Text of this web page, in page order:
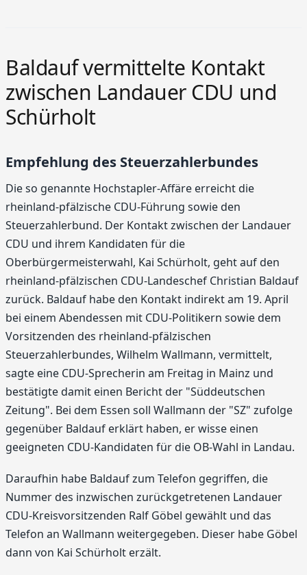
Baldauf vermittelte Kontakt
zwischen Landauer CDU und
Schürholt
Empfehlung des Steuerzahlerbundes
Die so genannte Hochstapler-Affäre erreicht die
rheinland-pfälzische CDU-Führung sowie den
Steuerzahlerbund. Der Kontakt zwischen der Landauer
CDU und ihrem Kandidaten für die
Oberbürgermeisterwahl, Kai Schürholt, geht auf den
rheinland-pfälzischen CDU-Landeschef Christian Baldauf
zurück. Baldauf habe den Kontakt indirekt am 19. April
bei einem Abendessen mit CDU-Politikern sowie dem
Vorsitzenden des rheinland-pfälzischen
Steuerzahlerbundes, Wilhelm Wallmann, vermittelt,
sagte eine CDU-Sprecherin am Freitag in Mainz und
bestätigte damit einen Bericht der "Süddeutschen
Zeitung". Bei dem Essen soll Wallmann der "SZ" zufolge
gegenüber Baldauf erklärt haben, er wisse einen
geeigneten CDU-Kandidaten für die OB-Wahl in Landau.
Daraufhin habe Baldauf zum Telefon gegriffen, die
Nummer des inzwischen zurückgetretenen Landauer
CDU-Kreisvorsitzenden Ralf Göbel gewählt und das
Telefon an Wallmann weitergegeben. Dieser habe Göbel
dann von Kai Schürholt erzält.